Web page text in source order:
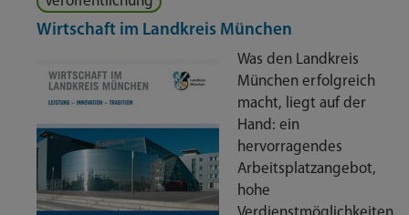
Wirtschaft im Landkreis München
Was den Landkreis
München erfolgreich
macht, liegt auf der
Hand: ein
hervorragendes
Arbeitsplatzangebot,
hohe